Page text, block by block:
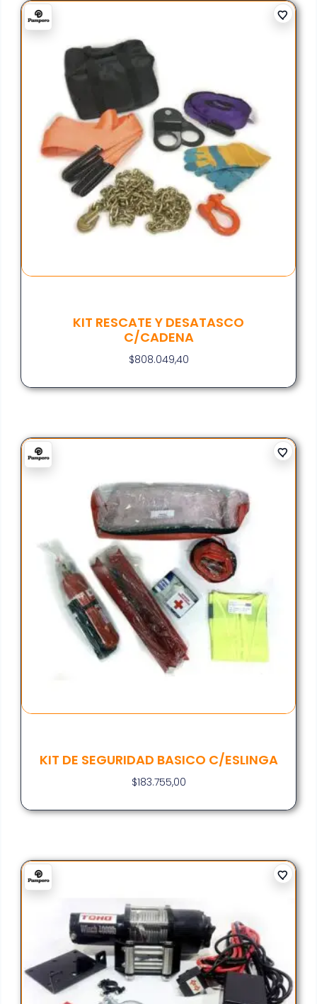
KIT RESCATE Y DESATASCO
C/CADENA
$808.049,40
KIT DE SEGURIDAD BASICO C/ESLINGA
$183.755,00